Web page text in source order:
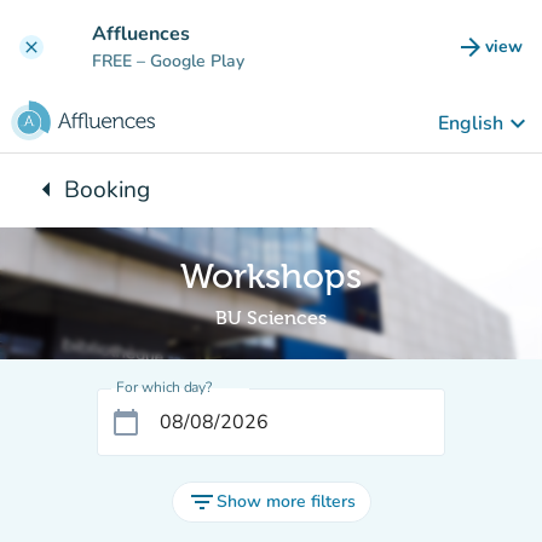
clear Affluences
FREE – Google Play arrow_forward view
(new
English keyboard_arrow_down
arrow_leftBack to:
Booking
Workshops
BU Sciences
For which day?
calendar_today
filter_listShow more filters